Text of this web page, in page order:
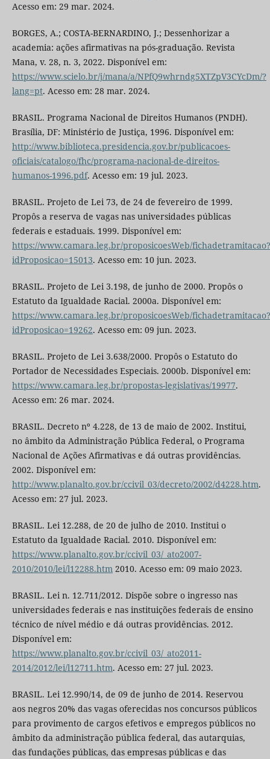
Acesso em: 29 mar. 2024.
BORGES, A.; COSTA-BERNARDINO, J.; Dessenhorizar a
academia: ações afirmativas na pós-graduação. Revista
Mana, v. 28, n. 3, 2022. Disponível em:
https://www.scielo.br/j/mana/a/NPfQ9whrndg5XTZpV3CYcDm/?
lang=pt. Acesso em: 28 mar. 2024.
BRASIL. Programa Nacional de Direitos Humanos (PNDH).
Brasília, DF: Ministério de Justiça, 1996. Disponível em:
http://www.biblioteca.presidencia.gov.br/publicacoes-
oficiais/catalogo/fhc/programa-nacional-de-direitos-
humanos-1996.pdf. Acesso em: 19 jul. 2023.
BRASIL. Projeto de Lei 73, de 24 de fevereiro de 1999.
Propôs a reserva de vagas nas universidades públicas
federais e estaduais. 1999. Disponível em:
https://www.camara.leg.br/proposicoesWeb/fichadetramitacao?
idProposicao=15013. Acesso em: 10 jun. 2023.
BRASIL. Projeto de Lei 3.198, de junho de 2000. Propôs o
Estatuto da Igualdade Racial. 2000a. Disponível em:
https://www.camara.leg.br/proposicoesWeb/fichadetramitacao?
idProposicao=19262. Acesso em: 09 jun. 2023.
BRASIL. Projeto de Lei 3.638/2000. Propôs o Estatuto do
Portador de Necessidades Especiais. 2000b. Disponível em:
https://www.camara.leg.br/propostas-legislativas/19977.
Acesso em: 26 mar. 2024.
BRASIL. Decreto nº 4.228, de 13 de maio de 2002. Institui,
no âmbito da Administração Pública Federal, o Programa
Nacional de Ações Afirmativas e dá outras providências.
2002. Disponível em:
http://www.planalto.gov.br/ccivil_03/decreto/2002/d4228.htm.
Acesso em: 27 jul. 2023.
BRASIL. Lei 12.288, de 20 de julho de 2010. Institui o
Estatuto da Igualdade Racial. 2010. Disponível em:
https://www.planalto.gov.br/ccivil_03/_ato2007-
2010/2010/lei/l12288.htm2010. Acesso em: 09 maio 2023.
BRASIL. Lei n. 12.711/2012. Dispõe sobre o ingresso nas
universidades federais e nas instituições federais de ensino
técnico de nível médio e dá outras providências. 2012.
Disponível em:
https://www.planalto.gov.br/ccivil_03/_ato2011-
2014/2012/lei/l12711.htm. Acesso em: 27 jul. 2023.
BRASIL. Lei 12.990/14, de 09 de junho de 2014. Reservou
aos negros 20% das vagas oferecidas nos concursos públicos
para provimento de cargos efetivos e empregos públicos no
âmbito da administração pública federal, das autarquias,
das fundações públicas, das empresas públicas e das